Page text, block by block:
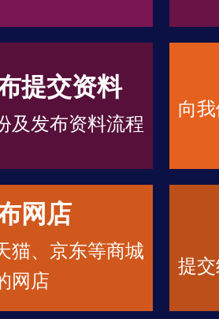
提交资料
及发布资料流程
向
网店
猫、京东等商城
网店
提